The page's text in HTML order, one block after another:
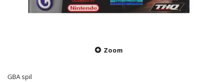
Zoom
GBA spil